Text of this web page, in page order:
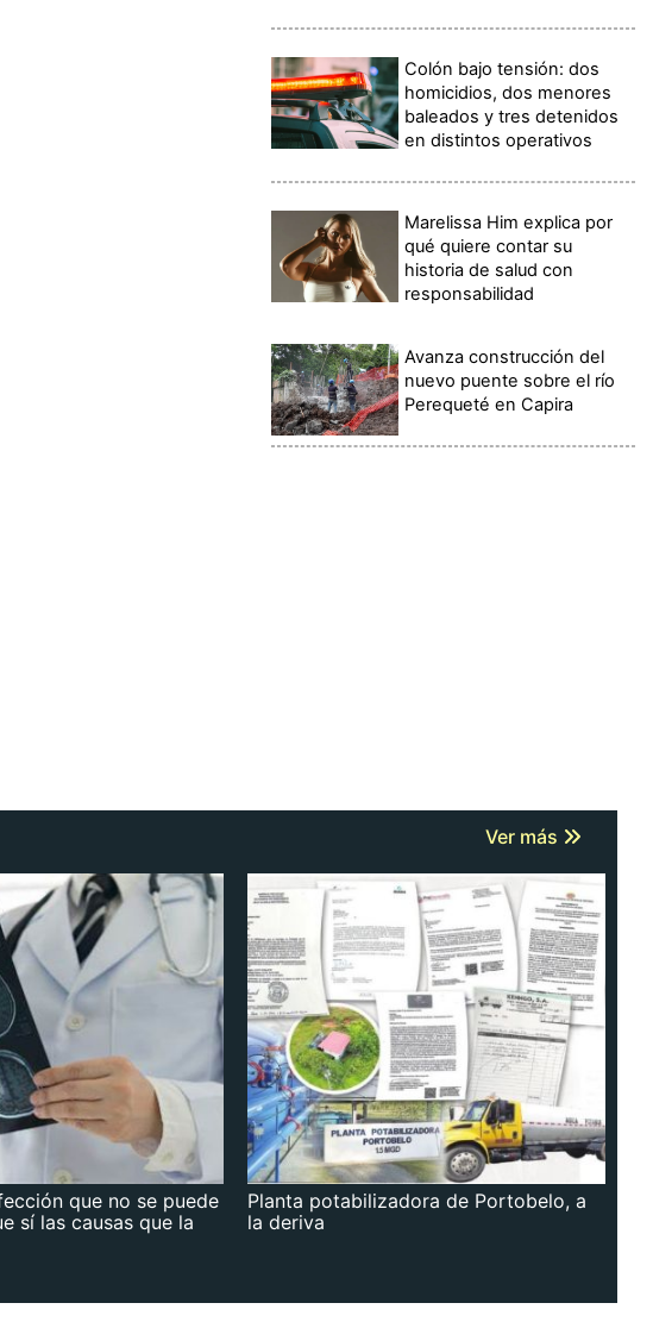
Colón bajo tensión: dos
homicidios, dos menores
baleados y tres detenidos
en distintos operativos
Marelissa Him explica por
qué quiere contar su
historia de salud con
responsabilidad
Avanza construcción del
nuevo puente sobre el río
Perequeté en Capira
Ver más
que no se puede
sí las causas que la
Planta potabilizadora de Portobelo, a
la deriva